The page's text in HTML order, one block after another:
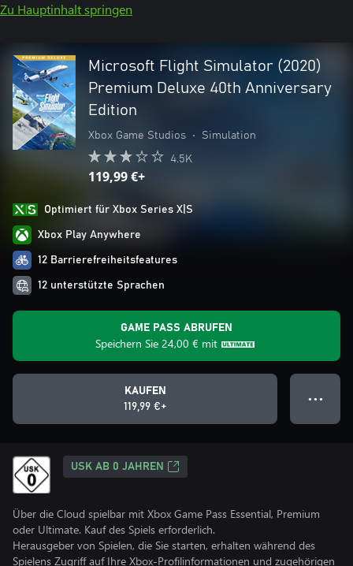
Zu Hauptinhalt springen
Microsoft Flight Simulator (2020)
Premium Deluxe 40th Anniversary
Edition
Xbox Game Studios • Simulation
4.5K
119,99 €+
Optimiert für Xbox Series X|S
Xbox Play Anywhere
12 Barrierefreiheitsfeatures
12 unterstützte Sprachen
GAME PASS ABRUFEN
Speichern Sie 24,00 € mit
KAUFEN
119,99 €+
● ● ●
USK AB 0 JAHREN
Über die Cloud spielbar mit Xbox Game Pass Essential, Premium
oder Ultimate. Kauf des Spiels erforderlich.
Herausgeber von Spielen, die Sie starten, erhalten während des
Spielens Zugriff auf Ihre Xbox-Profilinformationen und zugehörigen